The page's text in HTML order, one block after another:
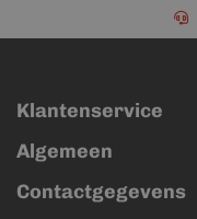
Klantenservice
Algemeen
Contactgegevens